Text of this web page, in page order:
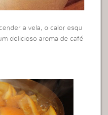
a vela, o calor esqu
delicioso aroma de café